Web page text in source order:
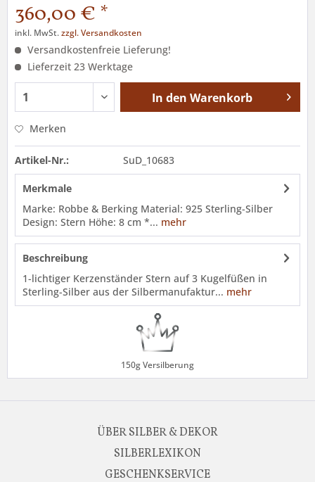
360,00 € *
inkl. MwSt.zzgl. Versandkosten
Versandkostenfreie Lieferung!
Lieferzeit 23 Werktage
In den Warenkorb
Merken
Artikel-Nr.: SuD_10683
Merkmale
Marke: Robbe & Berking Material: 925 Sterling-Silber
Design: Stern Höhe: 8 cm *... mehr
Beschreibung
1-lichtiger Kerzenständer Stern auf 3 Kugelfüßen in
Sterling-Silber aus der Silbermanufaktur... mehr
150g Versilberung
ÜBER SILBER & DEKOR
SILBERLEXIKON
GESCHENKSERVICE